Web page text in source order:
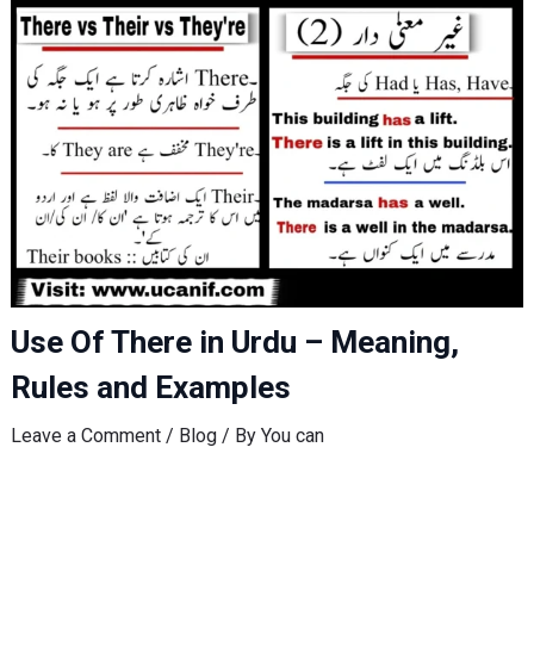
Use Of There in Urdu – Meaning,
Rules and Examples
Leave a Comment / Blog/ By You can